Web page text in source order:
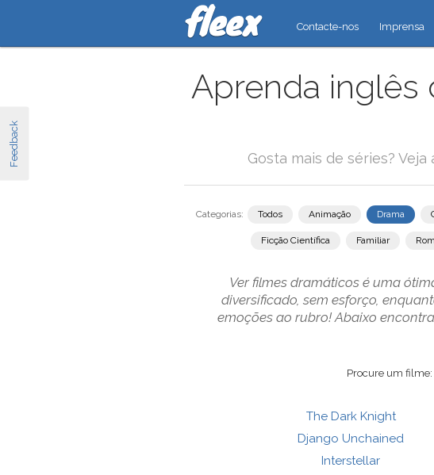
Feedback
Contacte-nos Imprensa
Aprenda inglês
Gosta mais de séries? Veja
Categorias: Todos Animação Drama
Ficção Científica Familiar
Ver filmes dramáticos é uma
diversificado, sem esforço,
emoções ao rubro! Abaixo
Procure um filme:
The Dark Knight
Django Unchained
Interstellar